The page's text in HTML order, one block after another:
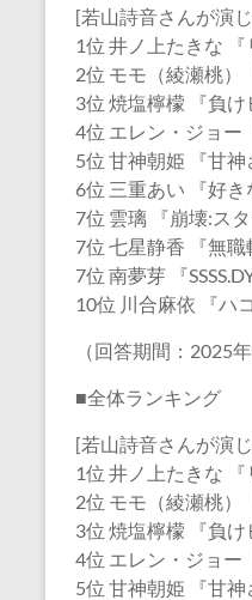
[若山詩音さんが演
1位 井ノ上たきな 『
2位 モモ（綾瀬桃）
3位 焼塩檸檬 『負け
4位 エレン・ジョー
5位 甘神朝姫 『甘神
6位 三重あい 『好き
7位 雲璃 『崩壊:スタ
7位 七星静香 『無職
7位 南夢芽 『
10位 川合麻依 『ハ
（回答期間：2025
■全体ランキング
[若山詩音さんが演
1位 井ノ上たきな 『
2位 モモ（綾瀬桃）
3位 焼塩檸檬 『負け
4位 エレン・ジョー
5位 甘神朝姫 『甘神